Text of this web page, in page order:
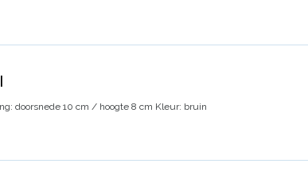
doorsnede 10 cm / hoogte 8 cm Kleur: bruin